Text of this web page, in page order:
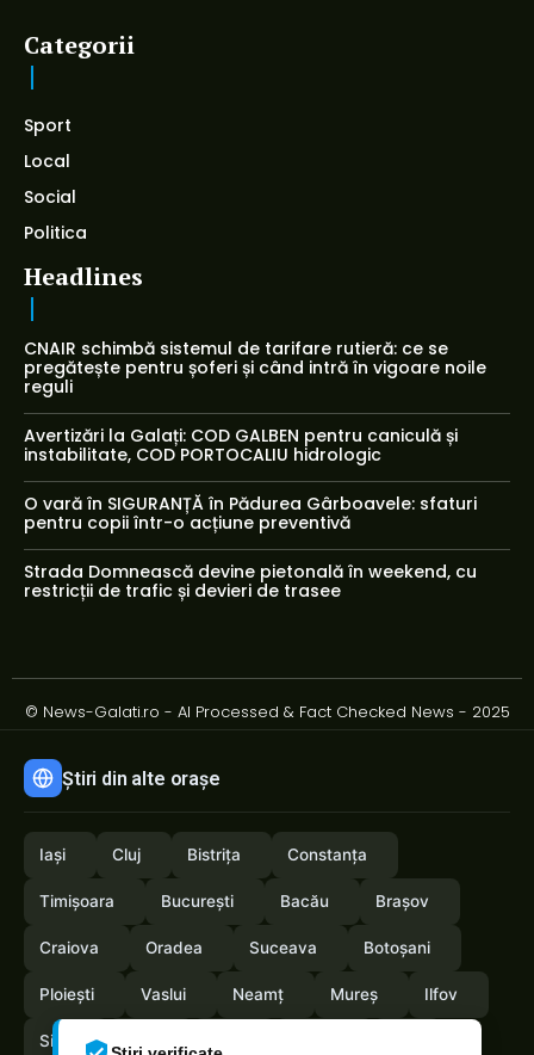
Categorii
Sport
Local
Social
Politica
Headlines
CNAIR schimbă sistemul de tarifare rutieră: ce se
pregătește pentru șoferi și când intră în vigoare noile
reguli
Avertizări la Galați: COD GALBEN pentru caniculă și
instabilitate, COD PORTOCALIU hidrologic
O vară în SIGURANȚĂ în Pădurea Gârboavele: sfaturi
pentru copii într-o acțiune preventivă
Strada Domnească devine pietonală în weekend, cu
restricții de trafic și devieri de trasee
© News-Galati.ro - AI Processed & Fact Checked News - 2025
Știri din alte orașe
Iași Cluj Bistrița Constanța
Timișoara București Bacău Brașov
Craiova Oradea Suceava Botoșani
Ploiești Vaslui Neamț Mureș Ilfov
Sibiu